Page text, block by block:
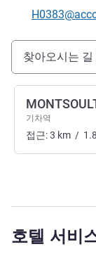
E-mail
호텔 접근 및
찾아오시는
기차역
접근:3 km /
호텔 서비